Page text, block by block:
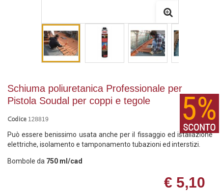
Schiuma poliuretanica Professionale per
Pistola Soudal per coppi e tegole
Codice 128819
Può essere benissimo usata anche per il fissaggio ed istallazione
elettriche, isolamento e tamponamento tubazioni ed interstizi.
Bombole da 750 ml/cad
€ 5,10